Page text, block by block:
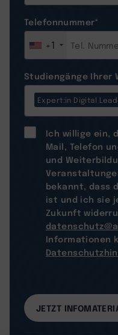
Telefonnummer*
+1
Studiengänge Ihrer
Expert:in Digital
Ich willige ein,
Mail, Telefon
und
bekannt, dass
ist und ich sie
Zukunft
Informationen